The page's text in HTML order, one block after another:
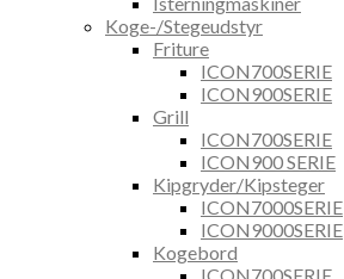
Koge-/Stegeudstyr
Friture
ICON700SERIE
ICON900SERIE
Grill
ICON700SERIE
ICON900 SERIE
Kipgryder/Kipsteger
ICON7000SERIE
ICON9000SERIE
Kogebord